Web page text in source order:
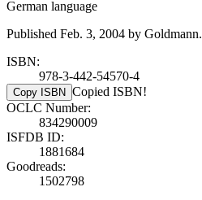
German language
Published Feb. 3, 2004 by Goldmann.
ISBN:
978-3-442-54570-4
Copy ISBN Copied ISBN!
OCLC Number:
834290009
ISFDB ID:
1881684
Goodreads:
1502798